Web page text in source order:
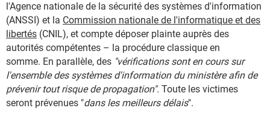
l'Agence nationale de la sécurité des systèmes d'information
(ANSSI) et la Commission nationale de l'informatique et des
libertés (CNIL), et compte déposer plainte auprès des
autorités compétentes – la procédure classique en
somme. En parallèle, des "vérifications sont en cours sur
l'ensemble des systèmes d'information du ministère afin de
prévenir tout risque de propagation". Toute les victimes
seront prévenues "dans les meilleurs délais".